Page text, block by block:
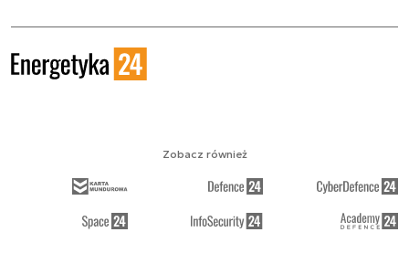
Zobacz również